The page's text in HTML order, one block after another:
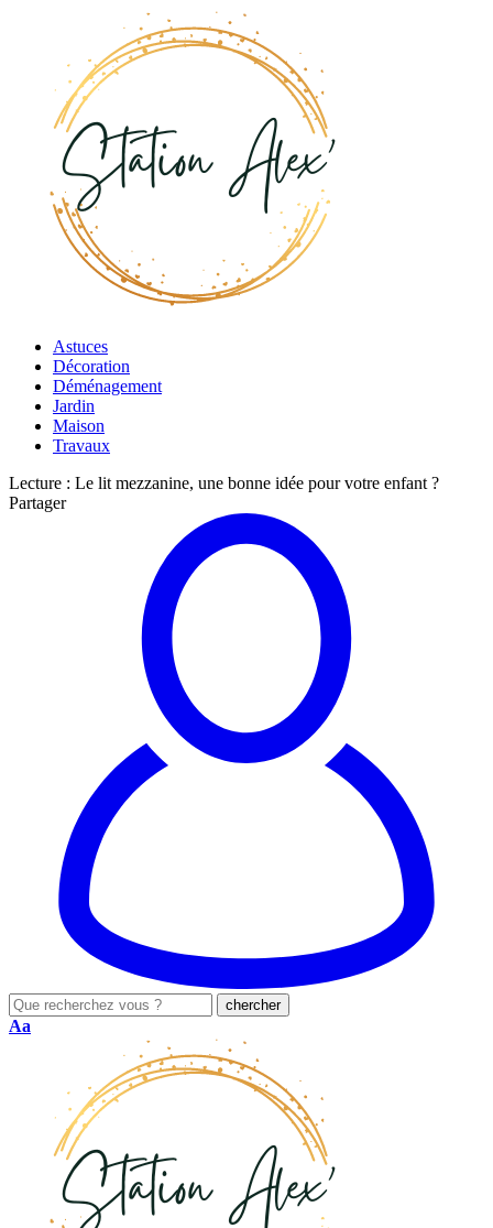
Astuces
Décoration
Déménagement
Jardin
Maison
Travaux
Lecture : Le lit mezzanine, une bonne idée pour votre enfant ?
Partager
Aa